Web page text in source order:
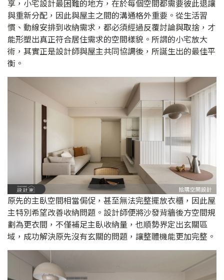
享，小宅設計最困難的地方，在於每個空間都需要彼此退讓
與重新分配，因此與屋主之間的溝通格外重要。從生活習
慣、動線安排到收納需求，都必須經過反覆討論與取捨，才
能形塑出真正符合居住需求的空間樣貌。所謂的小宅放大
術，其實正是設計師與屋主共同協調後，所誕生出的最佳平
衡。
原先的主臥空間相當侷促，甚至無法完整擺放衣櫃，因此屋
主特別希望改善收納問題。設計師便將沙發背牆後方空間規
劃為更衣間，不僅補足主臥收納量，也順勢界定出玄關區
域，成功解決原先沒有玄關的問題，讓整體機能更加完整。